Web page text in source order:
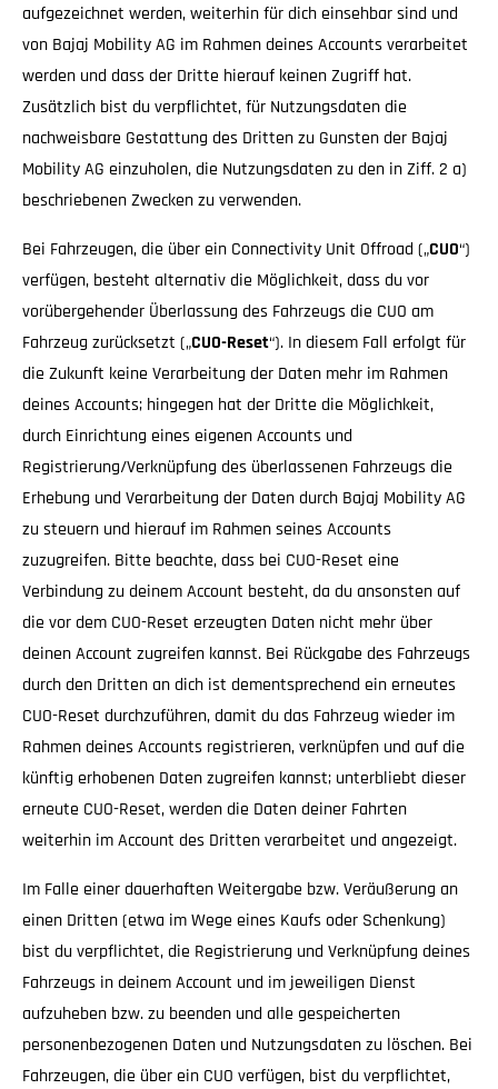
aufgezeichnet werden, weiterhin für dich einsehbar sind und
von Bajaj Mobility AG im Rahmen deines Accounts verarbeitet
werden und dass der Dritte hierauf keinen Zugriff hat.
Zusätzlich bist du verpflichtet, für Nutzungsdaten die
nachweisbare Gestattung des Dritten zu Gunsten der Bajaj
Mobility AG einzuholen, die Nutzungsdaten zu den in Ziff. 2 a)
beschriebenen Zwecken zu verwenden.
Bei Fahrzeugen, die über ein Connectivity Unit Offroad („CUO“)
verfügen, besteht alternativ die Möglichkeit, dass du vor
vorübergehender Überlassung des Fahrzeugs die CUO am
Fahrzeug zurücksetzt („CUO-Reset“). In diesem Fall erfolgt für
die Zukunft keine Verarbeitung der Daten mehr im Rahmen
deines Accounts; hingegen hat der Dritte die Möglichkeit,
durch Einrichtung eines eigenen Accounts und
Registrierung/Verknüpfung des überlassenen Fahrzeugs die
Erhebung und Verarbeitung der Daten durch Bajaj Mobility AG
zu steuern und hierauf im Rahmen seines Accounts
zuzugreifen. Bitte beachte, dass bei CUO-Reset eine
Verbindung zu deinem Account besteht, da du ansonsten auf
die vor dem CUO-Reset erzeugten Daten nicht mehr über
deinen Account zugreifen kannst. Bei Rückgabe des Fahrzeugs
durch den Dritten an dich ist dementsprechend ein erneutes
CUO-Reset durchzuführen, damit du das Fahrzeug wieder im
Rahmen deines Accounts registrieren, verknüpfen und auf die
künftig erhobenen Daten zugreifen kannst; unterbliebt dieser
erneute CUO-Reset, werden die Daten deiner Fahrten
weiterhin im Account des Dritten verarbeitet und angezeigt.
Im Falle einer dauerhaften Weitergabe bzw. Veräußerung an
einen Dritten (etwa im Wege eines Kaufs oder Schenkung)
bist du verpflichtet, die Registrierung und Verknüpfung deines
Fahrzeugs in deinem Account und im jeweiligen Dienst
aufzuheben bzw. zu beenden und alle gespeicherten
personenbezogenen Daten und Nutzungsdaten zu löschen. Bei
Fahrzeugen, die über ein CUO verfügen, bist du verpflichtet,